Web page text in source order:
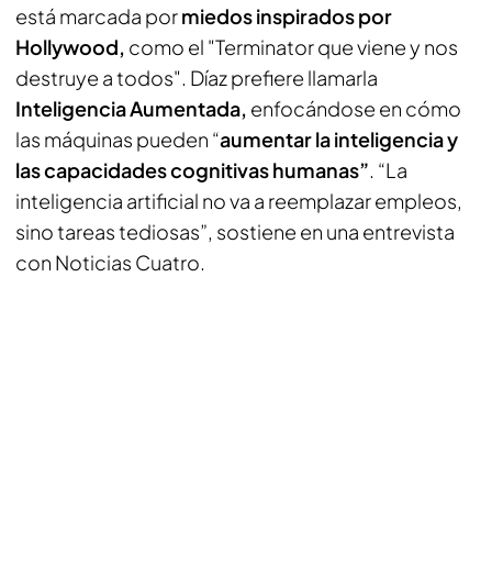
está marcada pormiedos inspirados por
Hollywood, como el "Terminator que viene y nos
destruye a todos". Díaz prefiere llamarla
Inteligencia Aumentada, enfocándose en cómo
las máquinas pueden “aumentar la inteligencia y
las capacidades cognitivas humanas”. “La
inteligencia artificial no va a reemplazar empleos,
sino tareas tediosas”, sostiene en una entrevista
con Noticias Cuatro.